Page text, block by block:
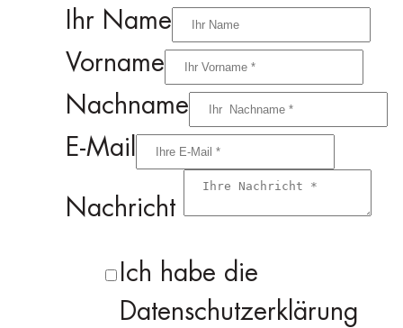
Ihr Name
Vorname
Nachname
E-Mail
Nachricht
Ich habe die
Datenschutzerklärung